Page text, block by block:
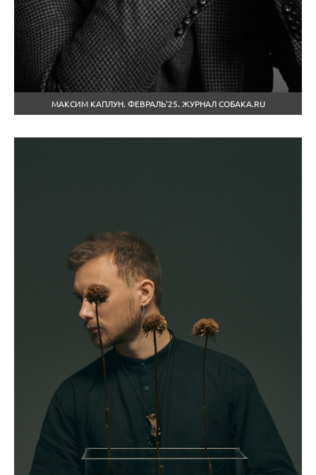
МАКСИМ КАПЛУН. ФЕВРАЛЬ'25. ЖУРНАЛ СОБАКА.RU